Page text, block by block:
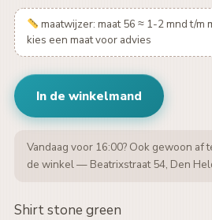
maatwijzer: maat 56 ≈ 1-2 mnd t/
kies een maat voor advies
In de winkelmand
Vandaag voor 16:00? Ook gewoon af
de winkel — Beatrixstraat 54, Den
Shirt stone green